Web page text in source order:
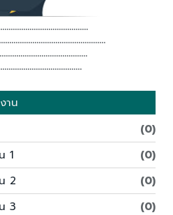
าน
(0)
1
(0)
2
(0)
3
(0)